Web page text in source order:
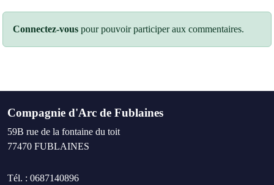
Connectez-vous pour pouvoir participer aux commentaires.
Compagnie d'Arc de Fublaines
59B rue de la fontaine du toit
77470 FUBLAINES
Tél. : 0687140896